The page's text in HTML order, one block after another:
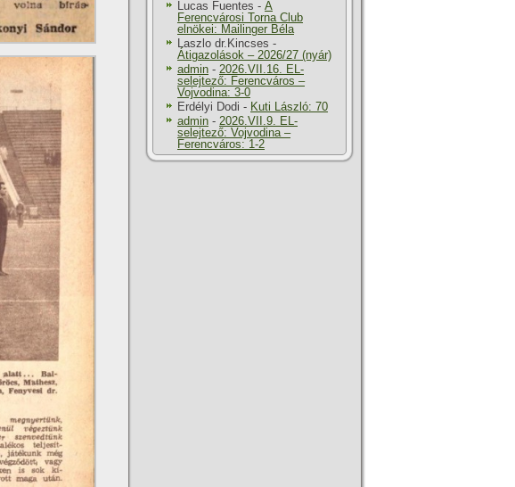
Lucas Fuentes - A
Ferencvárosi Torna Club
elnökei: Mailinger Béla
Laszlo dr.Kincses -
Átigazolások – 2026/27 (nyár)
admin - 2026.VII.16. EL-
selejtező: Ferencváros –
Vojvodina: 3-0
Erdélyi Dodi - Kuti László: 70
admin - 2026.VII.9. EL-
selejtező: Vojvodina –
Ferencváros: 1-2